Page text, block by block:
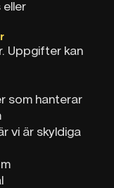
eller
Uppgifter kan
som hanterar
vi är skyldiga